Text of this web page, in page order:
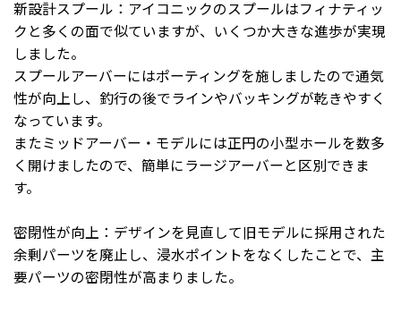
新設計スプール：アイコニックのスプールはフィナティッ
クと多くの面で似ていますが、いくつか大きな進歩が実現
しました。
スプールアーバーにはポーティングを施しましたので通気
性が向上し、釣行の後でラインやバッキングが乾きやすく
なっています。
またミッドアーバー・モデルには正円の小型ホールを数多
く開けましたので、簡単にラージアーバーと区別できま
す。
密閉性が向上：デザインを見直して旧モデルに採用された
余剰パーツを廃止し、浸水ポイントをなくしたことで、主
要パーツの密閉性が高まりました。